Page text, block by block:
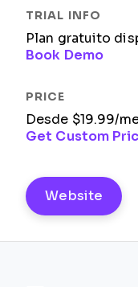
Plan gratuito
Book Demo
Desde $19.99/
Get Custom
Website